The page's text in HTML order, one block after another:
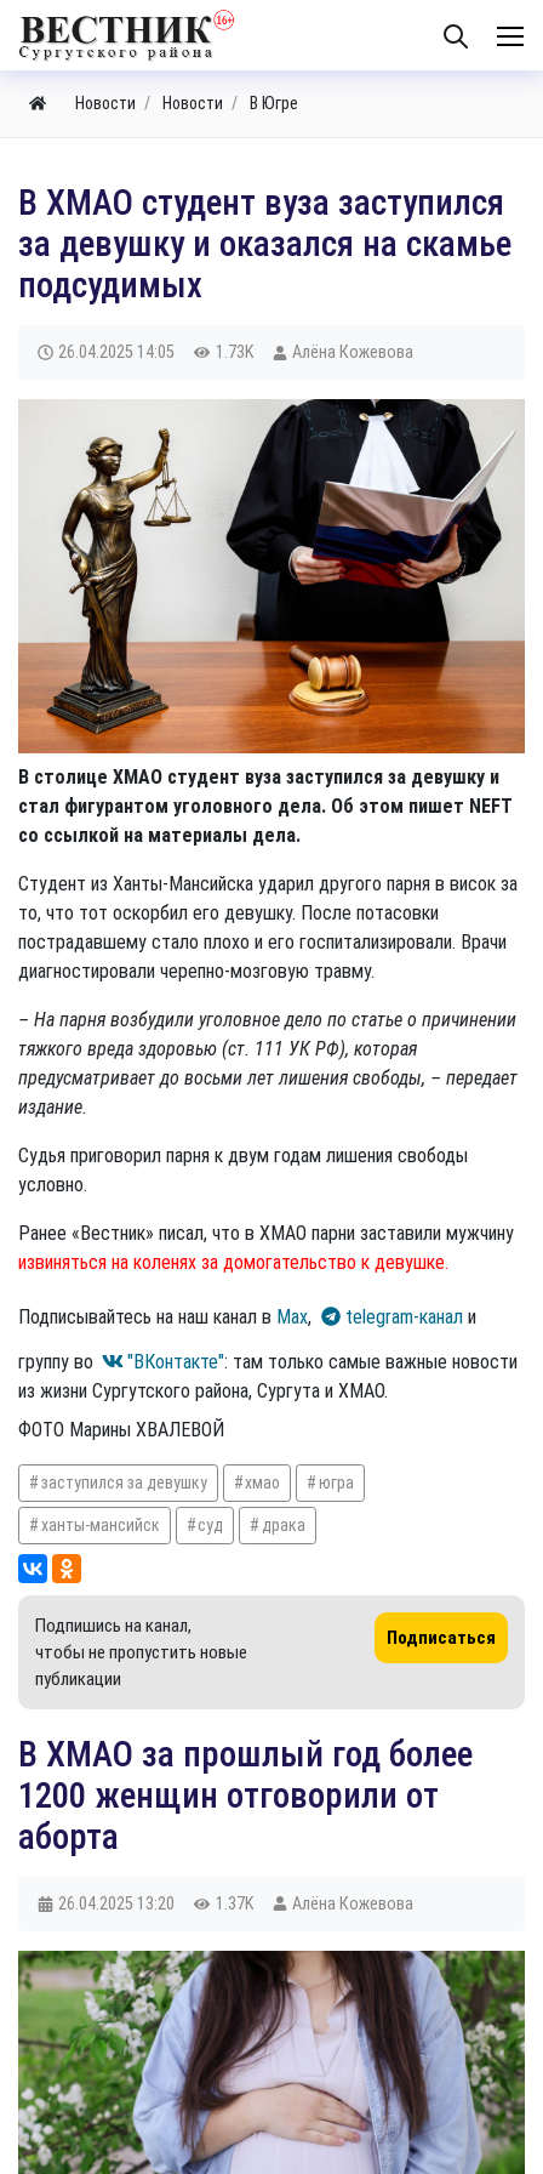
Новости Новости В Югре
В ХМАО студент вуза заступился
за девушку и оказался на скамье
подсудимых
26.04.2025 14:05 1.73K Алёна Кожевова
В столице ХМАО студент вуза заступился за девушку и
стал фигурантом уголовного дела. Об этом пишет NEFT
со ссылкой на материалы дела.
Студент из Ханты-Мансийска ударил другого парня в висок за
то, что тот оскорбил его девушку. После потасовки
пострадавшему стало плохо и его госпитализировали. Врачи
диагностировали черепно-мозговую травму.
– На парня возбудили уголовное дело по статье о причинении
тяжкого вреда здоровью (ст. 111 УК РФ), которая
предусматривает до восьми лет лишения свободы, – передает
издание.
Судья приговорил парня к двум годам лишения свободы
условно.
Ранее «Вестник» писал, что в ХМАО парни заставили мужчину
извиняться на коленях за домогательство к девушке.
Подписывайтесь на наш канал в Max, telegram-канал и
группу во
"ВКонтакте": там только самые важные новости
из жизни Сургутского района, Сургута и ХМАО.
ФОТО Марины ХВАЛЕВОЙ
заступился за девушку хмао югра
ханты-мансийск суд драка
Подпишись на канал,
чтобы не пропустить новые
публикации
Подписаться
В ХМАО за прошлый год более
1200 женщин отговорили от
аборта
26.04.2025 13:20 1.37K Алёна Кожевова